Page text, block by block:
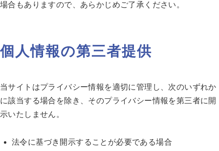
場合もありますので、あらかじめご了承ください。
個人情報の第三者提供
当サイトはプライバシー情報を適切に管理し、次のいずれか
に該当する場合を除き、そのプライバシー情報を第三者に開
示いたしません。
法令に基づき開示することが必要である場合